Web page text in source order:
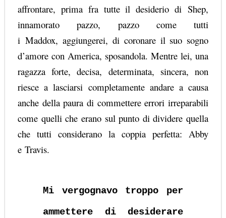
affrontare, prima fra tutte il desiderio di Shep,
innamorato pazzo, pazzo come tutti
i Maddox, aggiungerei, di coronare il suo sogno
d’amore con America, sposandola. Mentre lei, una
ragazza forte, decisa, determinata, sincera, non
riesce a lasciarsi completamente andare a causa
anche della paura di commettere errori irreparabili
come quelli che erano sul punto di dividere quella
che tutti considerano la coppia perfetta: Abby
e Travis.
Mi vergognavo troppo per
ammettere di desiderare